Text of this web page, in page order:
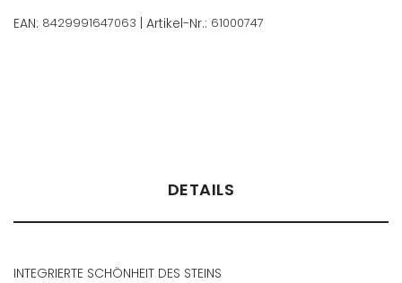
EAN: 8429991647063 | Artikel-Nr.: 61000747
DETAILS
INTEGRIERTE SCHÖNHEIT DES STEINS